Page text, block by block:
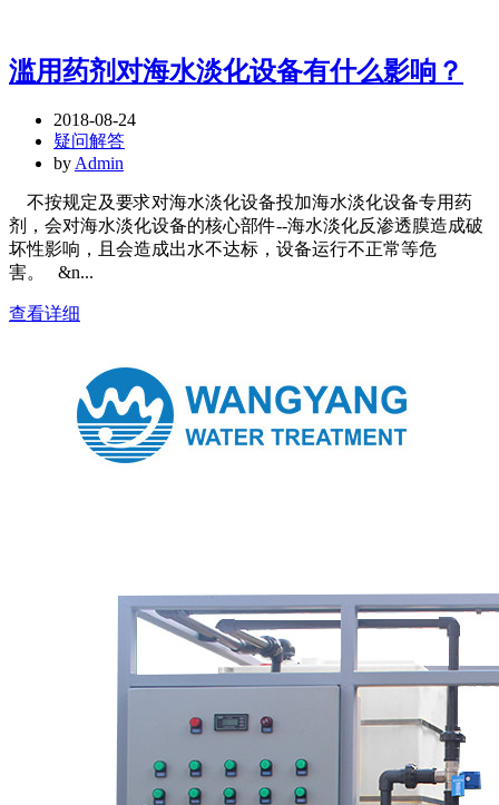
滥用药剂对海水淡化设备有什么影响？
2018-08-24
疑问解答
byAdmin
不按规定及要求对海水淡化设备投加海水淡化设备专用药
剂，会对海水淡化设备的核心部件--海水淡化反渗透膜造成破
坏性影响，且会造成出水不达标，设备运行不正常等危
害。 &n...
查看详细